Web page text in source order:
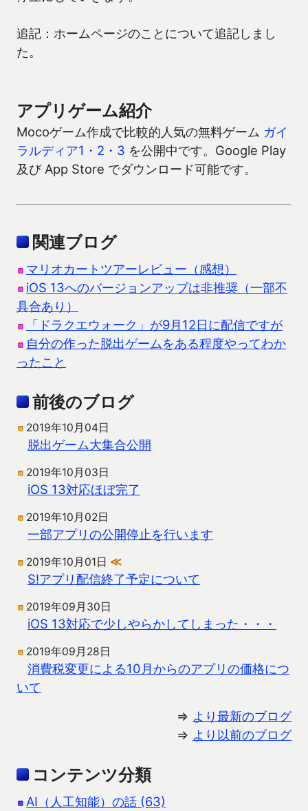
追記：ホームページのことについて追記しまし
た。
アプリゲーム紹介
Mocoゲーム作成で比較的人気の無料ゲーム ガイ
ラルディア1・2・3 を公開中です。Google Play
及び App Store でダウンロード可能です。
関連ブログ
マリオカートツアーレビュー（感想）
iOS 13へのバージョンアップは非推奨（一部不
具合あり）
「ドラクエウォーク」が9月12日に配信ですが
自分の作った脱出ゲームをある程度やってわか
ったこと
前後のブログ
2019年10月04日
脱出ゲーム大集合公開
2019年10月03日
iOS 13対応ほぼ完了
2019年10月02日
一部アプリの公開停止を行います
2019年10月01日 ≪
S!アプリ配信終了予定について
2019年09月30日
iOS 13対応で少しやらかしてしまった・・・
2019年09月28日
消費税変更による10月からのアプリの価格につ
いて
⇒ より最新のブログ
⇒ より以前のブログ
コンテンツ分類
AI（人工知能）の話 (63)